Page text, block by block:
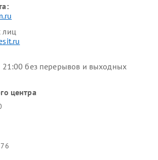
лиц
без перерывов и выходных
центра